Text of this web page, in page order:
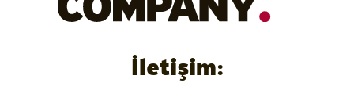
İletişim: